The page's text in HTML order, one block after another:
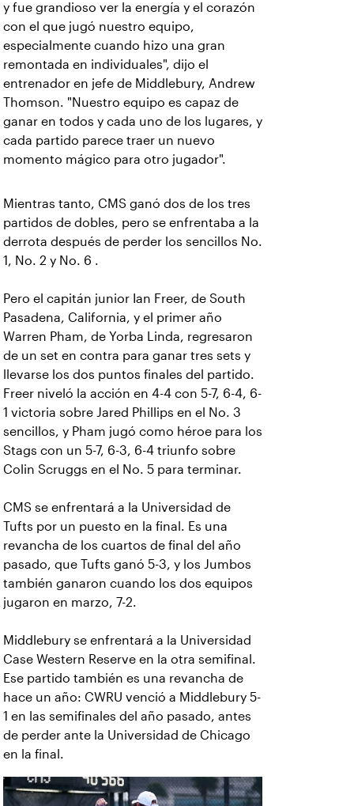
y fue grandioso ver la energía y el corazón
con el que jugó nuestro equipo,
especialmente cuando hizo una gran
remontada en individuales", dijo el
entrenador en jefe de Middlebury, Andrew
Thomson. "Nuestro equipo es capaz de
ganar en todos y cada uno de los lugares, y
cada partido parece traer un nuevo
momento mágico para otro jugador".
Mientras tanto, CMS ganó dos de los tres
partidos de dobles, pero se enfrentaba a la
derrota después de perder los sencillos No.
1, No. 2 y No. 6 .
Pero el capitán junior Ian Freer, de South
Pasadena, California, y el primer año
Warren Pham, de Yorba Linda, regresaron
de un set en contra para ganar tres sets y
llevarse los dos puntos finales del partido.
Freer niveló la acción en 4-4 con 5-7, 6-4, 6-
1 victoria sobre Jared Phillips en el No. 3
sencillos, y Pham jugó como héroe para los
Stags con un 5-7, 6-3, 6-4 triunfo sobre
Colin Scruggs en el No. 5 para terminar.
CMS se enfrentará a la Universidad de
Tufts por un puesto en la final. Es una
revancha de los cuartos de final del año
pasado, que Tufts ganó 5-3, y los Jumbos
también ganaron cuando los dos equipos
jugaron en marzo, 7-2.
Middlebury se enfrentará a la Universidad
Case Western Reserve en la otra semifinal.
Ese partido también es una revancha de
hace un año: CWRU venció a Middlebury 5-
1 en las semifinales del año pasado, antes
de perder ante la Universidad de Chicago
en la final.